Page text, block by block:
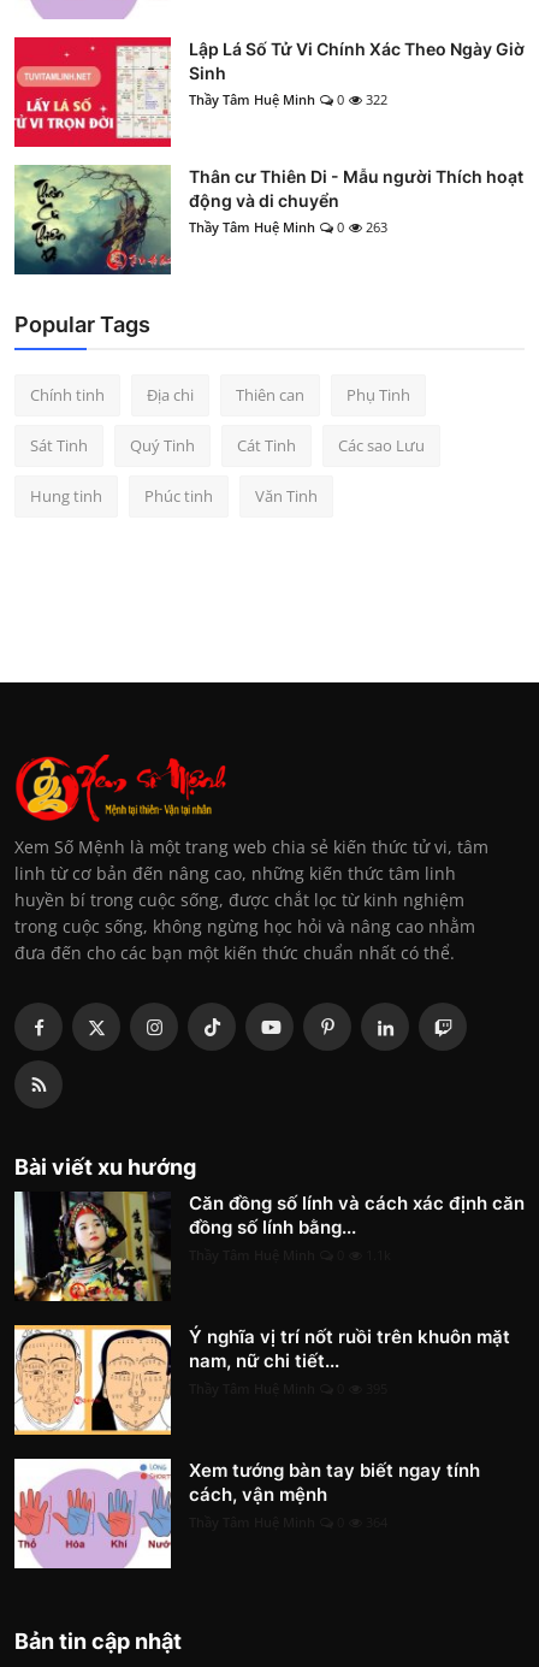
Lập Lá Số Tử Vi Chính Xác Theo Ngày Giờ
Sinh
Thầy Tâm Huệ Minh 0 322
Thân cư Thiên Di - Mẫu người Thích hoạt
động và di chuyển
Thầy Tâm Huệ Minh 0 263
Popular Tags
Chính tinh Địa chi Thiên can Phụ Tinh
Sát Tinh Quý Tinh Cát Tinh Các sao Lưu
Hung tinh Phúc tinh Văn Tinh
Xem Số Mệnh là một trang web chia sẻ kiến thức tử vi, tâm
linh từ cơ bản đến nâng cao, những kiến thức tâm linh
huyền bí trong cuộc sống, được chắt lọc từ kinh nghiệm
trong cuộc sống, không ngừng học hỏi và nâng cao nhằm
đưa đến cho các bạn một kiến thức chuẩn nhất có thể.
Bài viết xu hướng
Căn đồng số lính và cách xác định căn
đồng số lính bằng...
Ý nghĩa vị trí nốt ruồi trên khuôn mặt
nam, nữ chi tiết...
Xem tướng bàn tay biết ngay tính
cách, vận mệnh
Bản tin cập nhật